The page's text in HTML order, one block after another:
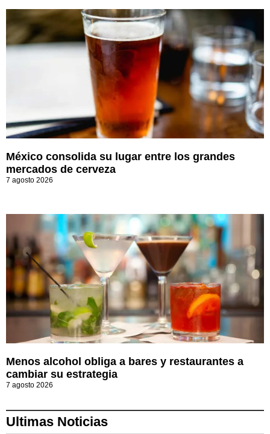
México consolida su lugar entre los grandes
mercados de cerveza
7 agosto 2026
Menos alcohol obliga a bares y restaurantes a
cambiar su estrategia
7 agosto 2026
Ultimas Noticias